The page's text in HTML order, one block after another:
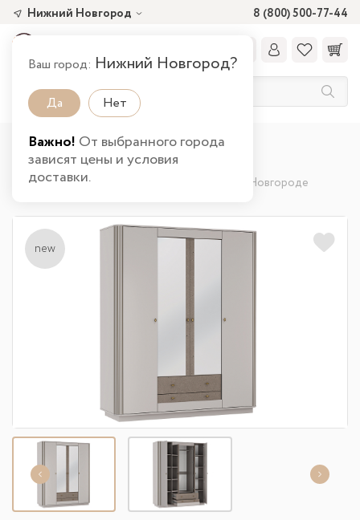
8 (800) 500-77-44
Нижний Новгород
Ваш город: Нижний Новгород?
Да Нет
Важно! От выбранного города
зависят цены и условия
доставки.
Главная Каталог товаров
Спальня
Шкафы и стеллажи
Шкаф для одежды 34.01 Фантазия в Нижнем Новгороде
new